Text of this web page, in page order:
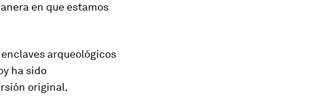
en que estamos
arqueológicos
ha sido
original.